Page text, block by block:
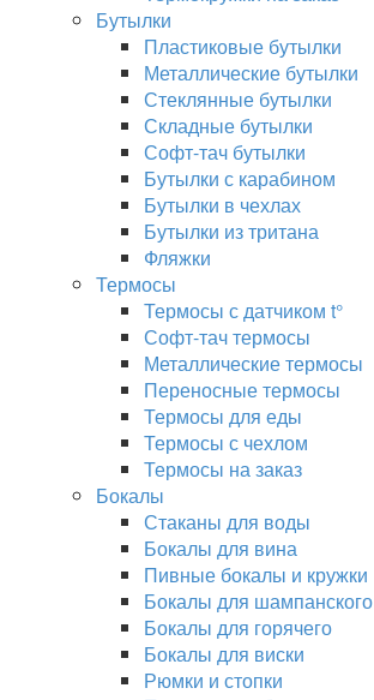
Бутылки
Пластиковые бутылки
Металлические бутылки
Стеклянные бутылки
Складные бутылки
Софт-тач бутылки
Бутылки с карабином
Бутылки в чехлах
Бутылки из тритана
Фляжки
Термосы
Термосы с датчиком t°
Софт-тач термосы
Металлические термосы
Переносные термосы
Термосы для еды
Термосы с чехлом
Термосы на заказ
Бокалы
Стаканы для воды
Бокалы для вина
Пивные бокалы и кружки
Бокалы для шампанского
Бокалы для горячего
Бокалы для виски
Рюмки и стопки